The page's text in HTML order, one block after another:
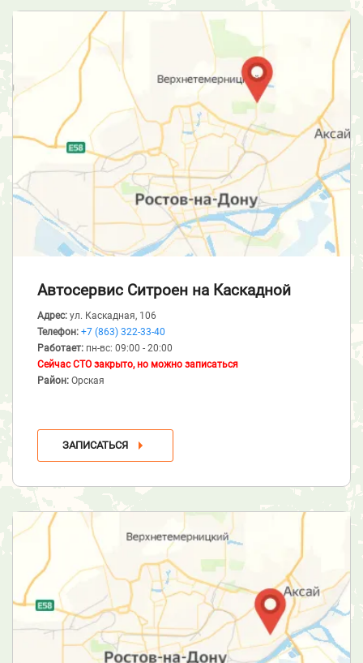
Автосервис Ситроен на Каскадной
Адрес: ул. Каскадная, 106
Телефон: +7 (863) 322-33-40
Работает: пн-вс: 09:00 - 20:00
Сейчас СТО закрыто, но можно записаться
Район: Орская
ЗАПИСАТЬСЯ